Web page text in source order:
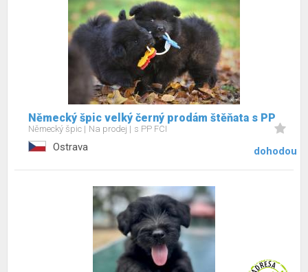
Německý špic velký černý prodám štěňata s PP
Německý špic Na prodej s PP FCI
Ostrava dohodou